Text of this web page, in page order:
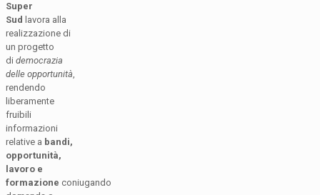
Super
Sud lavora alla
realizzazione di
un progetto
di democrazia
delle opportunità
rendendo
liberamente
fruibili
informazioni
relative a bandi,
opportunità,
lavoro e
formazione coniugando